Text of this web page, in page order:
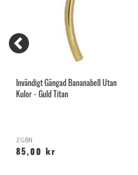
Invändigt Gängad Bananabell Utan
Kulor - Guld Titan
ZGBN
85,00 kr